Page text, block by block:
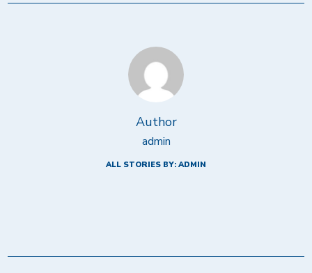
Author
admin
ALL STORIES BY: ADMIN